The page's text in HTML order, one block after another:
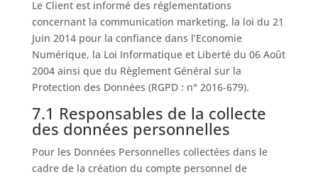
Le Client est informé des réglementations
concernant la communication marketing, la loi du 21
Juin 2014 pour la confiance dans l’Economie
Numérique, la Loi Informatique et Liberté du 06 Août
2004 ainsi que du Règlement Général sur la
Protection des Données (RGPD : n° 2016-679).
7.1 Responsables de la collecte
des données personnelles
Pour les Données Personnelles collectées dans le
cadre de la création du compte personnel de